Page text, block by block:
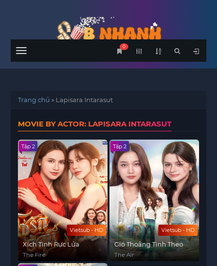
Menu
0
Trang chủ » Lapisara Intarasut
MOVIE BY ACTOR: LAPISARA INTARASUT
Vietsub - HD
Tập 2
Xích Tình Rực Lửa
The Fire
Vietsub - HD
Tập 2
Gió Thoảng Tình Theo
The Air